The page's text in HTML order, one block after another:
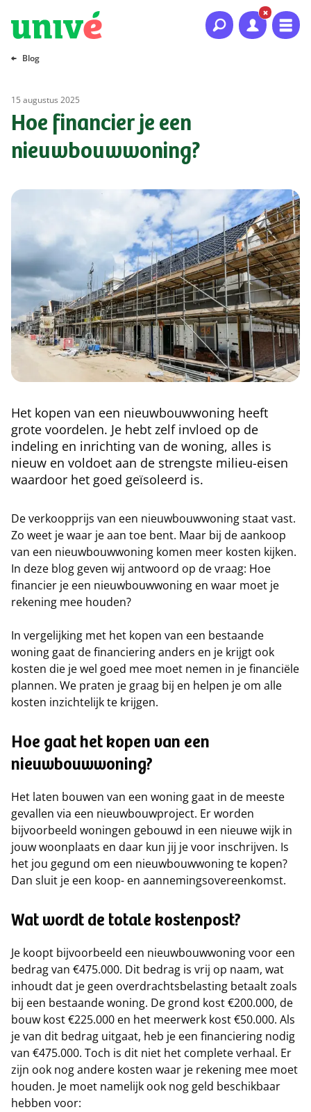
Naar hoofdinhoud
Naar hoofdnavigatie
Naar footer
Blog
15 augustus 2025
Hoe financier je een
nieuwbouwwoning?
Het kopen van een nieuwbouwwoning heeft
grote voordelen. Je hebt zelf invloed op de
indeling en inrichting van de woning, alles is
nieuw en voldoet aan de strengste milieu-eisen
waardoor het goed geïsoleerd is.
De verkoopprijs van een nieuwbouwwoning staat vast.
Zo weet je waar je aan toe bent. Maar bij de aankoop
van een nieuwbouwwoning komen meer kosten kijken.
In deze blog geven wij antwoord op de vraag: Hoe
financier je een nieuwbouwwoning en waar moet je
rekening mee houden?
In vergelijking met het kopen van een bestaande
woning gaat de financiering anders en je krijgt ook
kosten die je wel goed mee moet nemen in je financiële
plannen. We praten je graag bij en helpen je om alle
kosten inzichtelijk te krijgen.
Hoe gaat het kopen van een
nieuwbouwwoning?
Het laten bouwen van een woning gaat in de meeste
gevallen via een nieuwbouwproject. Er worden
bijvoorbeeld woningen gebouwd in een nieuwe wijk in
jouw woonplaats en daar kun jij je voor inschrijven. Is
het jou gegund om een nieuwbouwwoning te kopen?
Dan sluit je een koop- en aannemingsovereenkomst.
Wat wordt de totale kostenpost?
Je koopt bijvoorbeeld een nieuwbouwwoning voor een
bedrag van €475.000. Dit bedrag is vrij op naam, wat
inhoudt dat je geen overdrachtsbelasting betaalt zoals
bij een bestaande woning. De grond kost €200.000, de
bouw kost €225.000 en het meerwerk kost €50.000. Als
je van dit bedrag uitgaat, heb je een financiering nodig
van €475.000. Toch is dit niet het complete verhaal. Er
zijn ook nog andere kosten waar je rekening mee moet
houden. Je moet namelijk ook nog geld beschikbaar
hebben voor: